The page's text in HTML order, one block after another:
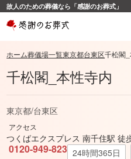
故人のための葬儀なら「感謝のお葬式」
ホーム葬儀場一覧東京都台東区千松閣
千松閣_本性寺内
東京都/台東区
アクセス
つくばエクスプレス 南千住駅 徒
0120-949-823 24時間365日